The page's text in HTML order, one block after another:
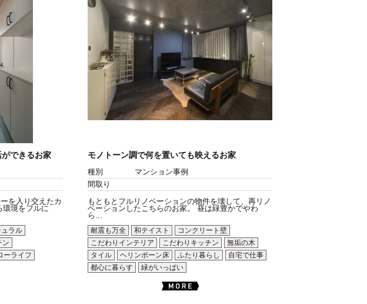
できるお家
を入り交えたカ
環境をフルに
ラル
ン
ーライフ
モノトーン調で何を置いても映えるお家
種別
マンション事例
間取り
もともとフルリノベーションの物件を壊して、再リノ
ベーションしたこちらのお家。 昼は緑豊かでやわ
ら...
耐震も万全
和テイスト
コンクリート壁
こだわりインテリア
こだわりキッチン
無垢の木
タイル
ヘリンボーン床 ふたり暮らし
自宅で仕事
都心に暮らす
緑がいっぱい